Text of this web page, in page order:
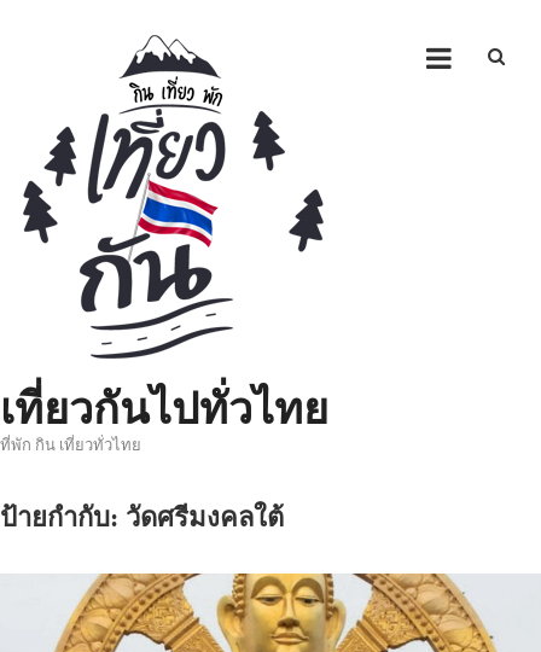
เที่ยวกันไปทั่วไทย
ที่พัก กิน เที่ยวทั่วไทย
ป้ายกำกับ: วัดศรีมงคลใต้